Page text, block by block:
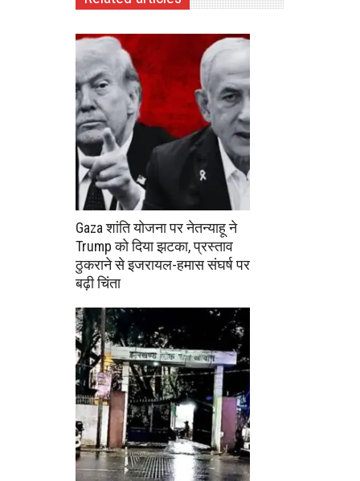
Gaza शांति योजना पर नेतन्याहू ने
Trump को दिया झटका, प्रस्ताव
ठुकराने से इजरायल-हमास संघर्ष पर
बढ़ी चिंता